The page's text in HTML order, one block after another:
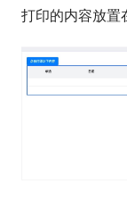
打印的内容放置